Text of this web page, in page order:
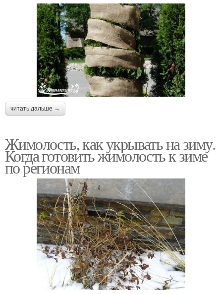
читать дальше →
Жимолость, как укрывать на зиму.
Когда готовить жимолость к зиме
по регионам